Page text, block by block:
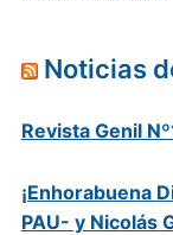
Noticias
Revista Genil
¡Enhorabuena
PAU- y Nicolás